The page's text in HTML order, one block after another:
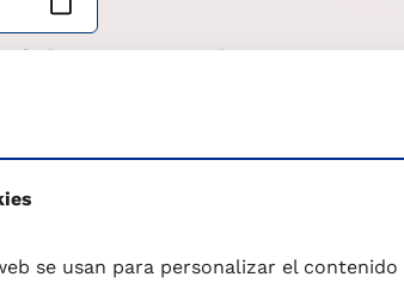
se usan para personalizar el
ciclo menstrual